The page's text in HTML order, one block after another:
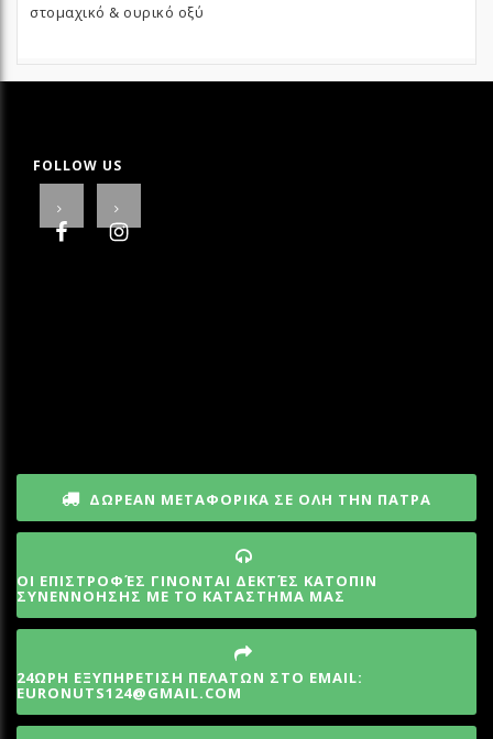
στομαχικό & ουρικό οξύ
FOLLOW US
ΔΩΡΕΑΝ ΜΕΤΑΦΟΡΙΚΑ ΣΕ ΟΛΗ ΤΗΝ ΠΑΤΡΑ
ΟΙ ΕΠΙΣΤΡΟΦΈΣ ΓΙΝΟΝΤΑΙ ΔΕΚΤΈΣ ΚΑΤΟΠΙΝ
ΣΥΝΕΝΝΟΗΣΗΣ ΜΕ ΤΟ ΚΑΤΑΣΤΗΜΑ ΜΑΣ
24ΩΡΗ ΕΞΥΠΗΡΕΤΙΣΗ ΠΕΛΑΤΩΝ ΣΤΟ EMAIL:
EURONUTS124@GMAIL.COM